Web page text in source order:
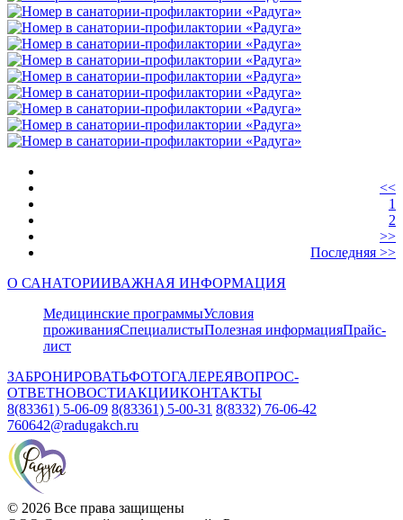
<<
1
2
>>
Последняя >>
О САНАТОРИИВАЖНАЯ ИНФОРМАЦИЯ
Медицинские программыУсловия
проживанияСпециалистыПолезная информацияПрайс-
лист
ЗАБРОНИРОВАТЬФОТОГАЛЕРЕЯВОПРОС-
ОТВЕТНОВОСТИАКЦИИКОНТАКТЫ
8(83361) 5-06-09 8(83361) 5-00-31 8(8332) 76-06-42
760642@radugakch.ru
© 2026 Все права защищены